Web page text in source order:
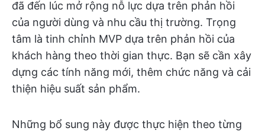
đã đến lúc mở rộng nỗ lực dựa trên phản hồi
của người dùng và nhu cầu thị trường. Trọng
tâm là tinh chỉnh MVP dựa trên phản hồi của
khách hàng theo thời gian thực. Bạn sẽ cần xây
dựng các tính năng mới, thêm chức năng và cải
thiện hiệu suất sản phẩm.
Những bổ sung này được thực hiện theo từng